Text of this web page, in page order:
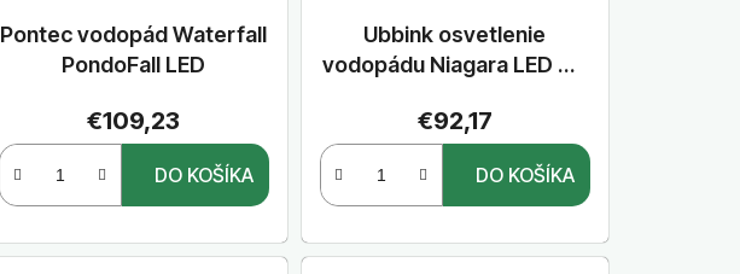
Pontec vodopád Waterfall
PondoFall LED
€109,23
DO KOŠÍKA
Ubbink osvetlenie
vodopádu Niagara LED 90
€92,17
DO KOŠÍKA